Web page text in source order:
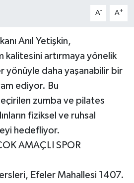
A- A+
Anıl Yetişkin,
kalitesini artırmaya yönelik
yönüyle daha yaşanabilir bir
ediyor. Bu
zumba ve pilates
fiziksel ve ruhsal
hedefliyor.
AMAÇLI SPOR
Efeler Mahallesi 1407.